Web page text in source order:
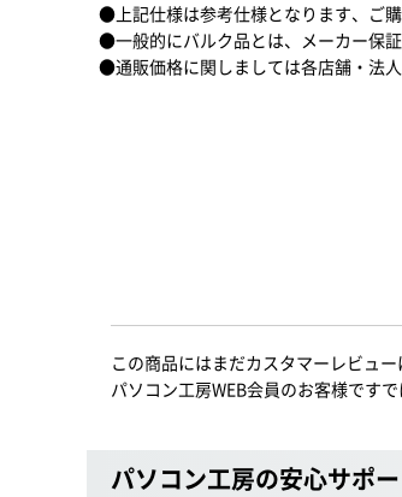
●上記仕様は参考仕様となります、ご
●一般的にバルク品とは、メーカー保
●通販価格に関しましては各店舗・法
この商品にはまだカスタマーレビュ
パソコン工房WEB会員のお客様です
パソコン工房の安心サポ